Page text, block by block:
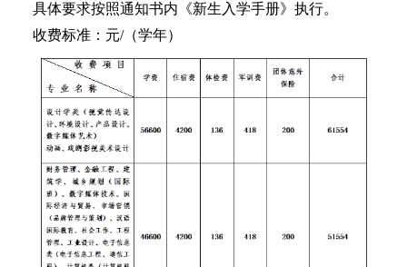
具体要求按照通知书内《新生入学手册》执行。
收费标准：元/（学年）